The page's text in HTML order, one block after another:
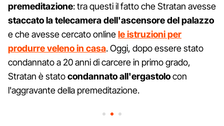
premeditazione: tra questi il fatto che Stratan avesse
staccato la telecamera dell'ascensore del palazzo
e che avesse cercato onlinele istruzioni per
produrre veleno in casa. Oggi, dopo essere stato
condannato a 20 anni di carcere in primo grado,
Stratan è statocondannato all'ergastolocon
l'aggravante della premeditazione.